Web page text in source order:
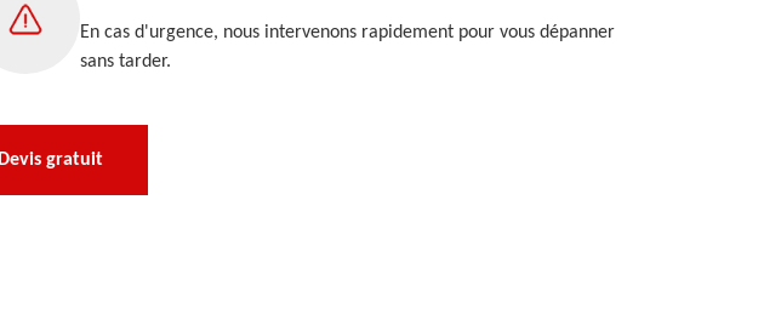
En cas d'urgence, nous intervenons rapidement pour vous dépanner
sans tarder.
Devis gratuit